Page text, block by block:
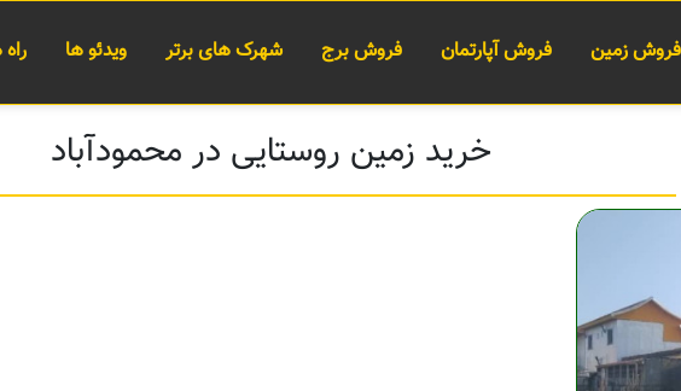
فروش زمین فروش آپارتمان فروش برج شهرک های برتر ویدئو ها
خرید زمین روستایی در محمودآباد